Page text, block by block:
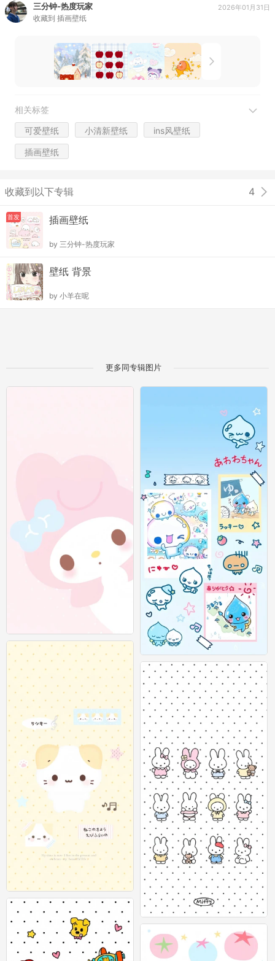
三分钟-热度玩家
收藏到 插画壁纸
2026年01月31日
相关标签
可爱壁纸 小清新壁纸 ins风壁纸
插画壁纸
收藏到以下专辑 4
首发 插画壁纸
by 三分钟-热度玩家
壁纸 背景
by 小羊在呢
更多同专辑图片
可爱插画壁纸 图源：等等小王
可爱插画壁纸 图源：等等小王
0
可爱插画壁纸 图源：等等小王
可爱插画壁纸 图源：等等小王
0